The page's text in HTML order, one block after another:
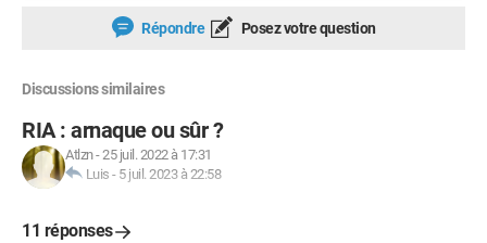
Répondre Posez votre question
Discussions similaires
RIA : arnaque ou sûr ?
Atlzn-25 juil. 2022 à 17:31
Luis - 5 juil. 2023 à 22:58
11 réponses